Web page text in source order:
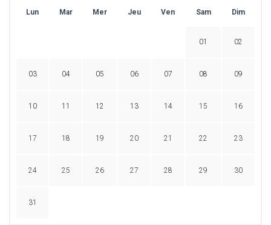
Lun Mar Mer Jeu Ven Sam Dim
01 02
03 04 05 06 07 08 09
10 11 12 13 14 15 16
17 18 19 20 21 22 23
24 25 26 27 28 29 30
31